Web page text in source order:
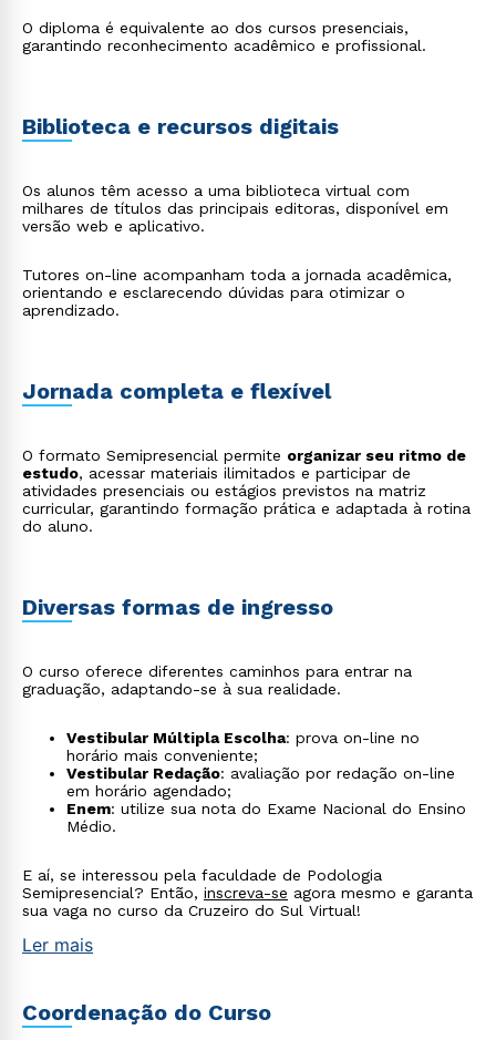
O diploma é equivalente ao dos cursos presenciais,
garantindo reconhecimento acadêmico e profissional.
Biblioteca e recursos digitais
Os alunos têm acesso a uma biblioteca virtual com
milhares de títulos das principais editoras, disponível em
versão web e aplicativo.
Tutores on-line acompanham toda a jornada acadêmica,
orientando e esclarecendo dúvidas para otimizar o
aprendizado.
Jornada completa e flexível
O formato Semipresencial permite organizar seu ritmo de
estudo, acessar materiais ilimitados e participar de
atividades presenciais ou estágios previstos na matriz
curricular, garantindo formação prática e adaptada à rotina
do aluno.
Diversas formas de ingresso
O curso oferece diferentes caminhos para entrar na
graduação, adaptando-se à sua realidade.
Vestibular Múltipla Escolha: prova on-line no
horário mais conveniente;
Vestibular Redação: avaliação por redação on-line
em horário agendado;
Enem: utilize sua nota do Exame Nacional do Ensino
Médio.
E aí, se interessou pela faculdade de Podologia
Semipresencial? Então, inscreva-se agora mesmo e garanta
sua vaga no curso da Cruzeiro do Sul Virtual!
Ler mais
Coordenação do Curso
ou
Estou de acordo com a